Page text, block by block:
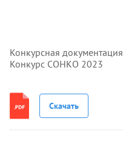
Конкурсная документация
Конкурс СОНКО 2023
Скачать